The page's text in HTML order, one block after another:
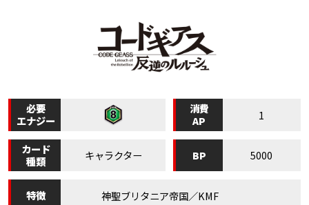
必要
エナジー
消費
AP
1
カード
種類
キャラクター BP 5000
特徴 神聖ブリタニア帝国／KMF